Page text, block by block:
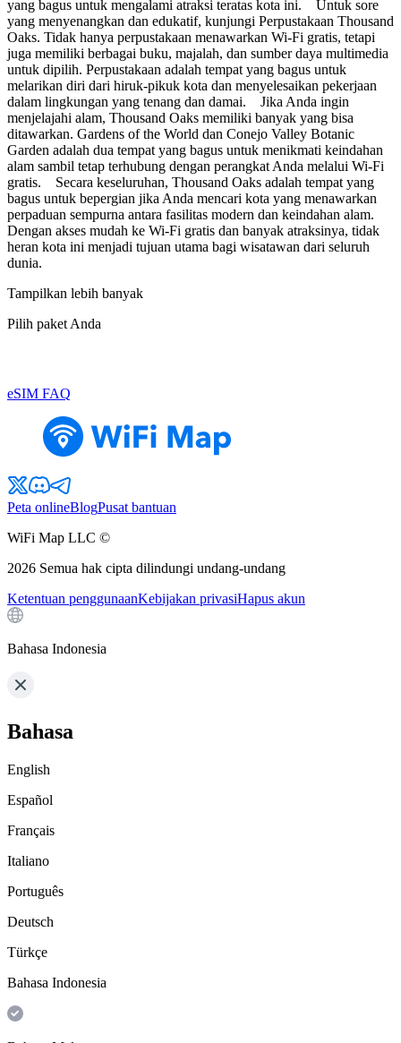
yang bagus untuk mengalami atraksi teratas kota ini. Untuk sore
yang menyenangkan dan edukatif, kunjungi Perpustakaan Thousand
Oaks. Tidak hanya perpustakaan menawarkan Wi-Fi gratis, tetapi
juga memiliki berbagai buku, majalah, dan sumber daya multimedia
untuk dipilih. Perpustakaan adalah tempat yang bagus untuk
melarikan diri dari hiruk-pikuk kota dan menyelesaikan pekerjaan
dalam lingkungan yang tenang dan damai. Jika Anda ingin
menjelajahi alam, Thousand Oaks memiliki banyak yang bisa
ditawarkan. Gardens of the World dan Conejo Valley Botanic
Garden adalah dua tempat yang bagus untuk menikmati keindahan
alam sambil tetap terhubung dengan perangkat Anda melalui Wi-Fi
gratis. Secara keseluruhan, Thousand Oaks adalah tempat yang
bagus untuk bepergian jika Anda mencari kota yang menawarkan
perpaduan sempurna antara fasilitas modern dan keindahan alam.
Dengan akses mudah ke Wi-Fi gratis dan banyak atraksinya, tidak
heran kota ini menjadi tujuan utama bagi wisatawan dari seluruh
dunia.
Tampilkan lebih banyak
Pilih paket Anda
eSIM FAQ
Peta onlineBlogPusat bantuan
WiFi Map LLC ©
2026 Semua hak cipta dilindungi undang-undang
Ketentuan penggunaanKebijakan privasiHapus akun
Bahasa Indonesia
Bahasa
English
Español
Français
Italiano
Português
Deutsch
Türkçe
Bahasa Indonesia